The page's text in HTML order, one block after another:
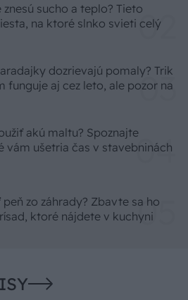
sucho a teplo? Tieto
na ktoré slnko svieti celý
dozrievajú pomaly? Trik
funguje aj cez leto, ale pozor na
akú maltu? Spoznajte
vám ušetria čas v stavebninách
zo záhrady? Zbavte sa ho
ktoré nájdete v kuchyni